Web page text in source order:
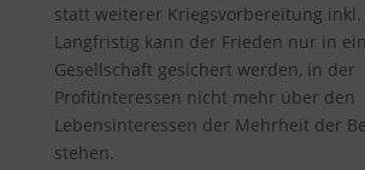
statt weiterer Kriegsvorbereitung
Langfristig kann der Frieden nur in
Gesellschaft gesichert werden, in der
Profitinteressen nicht mehr über den
Lebensinteressen der Mehrheit der
stehen.